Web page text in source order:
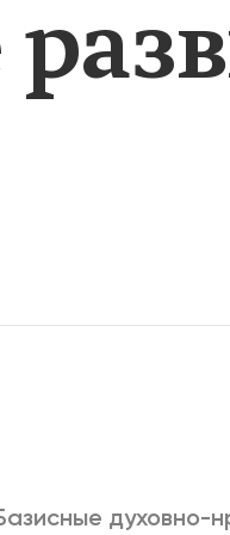
РОССИЯ-2022:
духовно-